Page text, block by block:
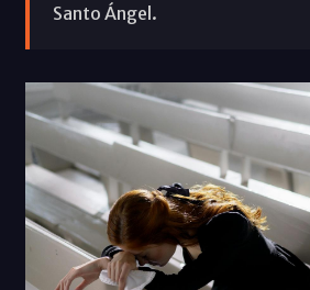
Santo Ángel.